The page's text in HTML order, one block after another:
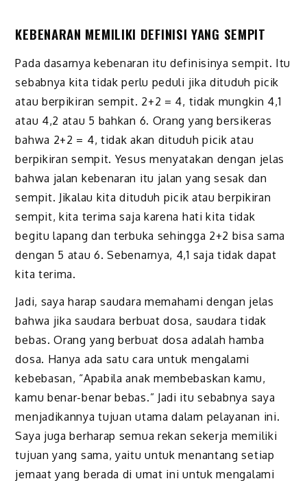
KEBENARAN MEMILIKI DEFINISI YANG SEMPIT
Pada dasarnya kebenaran itu definisinya sempit. Itu
sebabnya kita tidak perlu peduli jika dituduh picik
atau berpikiran sempit. 2+2 = 4, tidak mungkin 4,1
atau 4,2 atau 5 bahkan 6. Orang yang bersikeras
bahwa 2+2 = 4, tidak akan dituduh picik atau
berpikiran sempit. Yesus menyatakan dengan jelas
bahwa jalan kebenaran itu jalan yang sesak dan
sempit. Jikalau kita dituduh picik atau berpikiran
sempit, kita terima saja karena hati kita tidak
begitu lapang dan terbuka sehingga 2+2 bisa sama
dengan 5 atau 6. Sebenarnya, 4,1 saja tidak dapat
kita terima.
Jadi, saya harap saudara memahami dengan jelas
bahwa jika saudara berbuat dosa, saudara tidak
bebas. Orang yang berbuat dosa adalah hamba
dosa. Hanya ada satu cara untuk mengalami
kebebasan, “Apabila anak membebaskan kamu,
kamu benar-benar bebas.” Jadi itu sebabnya saya
menjadikannya tujuan utama dalam pelayanan ini.
Saya juga berharap semua rekan sekerja memiliki
tujuan yang sama, yaitu untuk menantang setiap
jemaat yang berada di umat ini untuk mengalami